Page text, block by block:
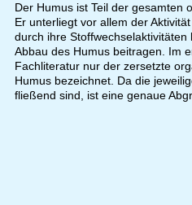
Der Humus ist Teil der gesamten
Er unterliegt vor allem der
durch ihre
Abbau des Humus beitragen. Im
Fachliteratur nur der zersetzte
Humus bezeichnet. Da die
fließend sind, ist eine genaue